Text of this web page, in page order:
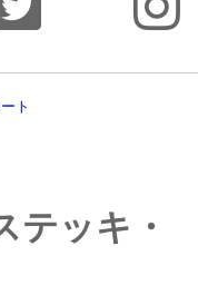
ト
テッキ・